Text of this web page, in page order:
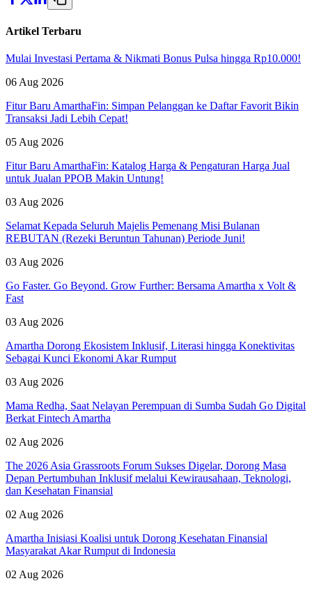
Artikel Terbaru
Mulai Investasi Pertama & Nikmati Bonus Pulsa hingga Rp10.000!
06 Aug 2026
Fitur Baru AmarthaFin: Simpan Pelanggan ke Daftar Favorit Bikin
Transaksi Jadi Lebih Cepat!
05 Aug 2026
Fitur Baru AmarthaFin: Katalog Harga & Pengaturan Harga Jual
untuk Jualan PPOB Makin Untung!
03 Aug 2026
Selamat Kepada Seluruh Majelis Pemenang Misi Bulanan
REBUTAN (Rezeki Beruntun Tahunan) Periode Juni!
03 Aug 2026
Go Faster. Go Beyond. Grow Further: Bersama Amartha x Volt &
Fast
03 Aug 2026
Amartha Dorong Ekosistem Inklusif, Literasi hingga Konektivitas
Sebagai Kunci Ekonomi Akar Rumput
03 Aug 2026
Mama Redha, Saat Nelayan Perempuan di Sumba Sudah Go Digital
Berkat Fintech Amartha
02 Aug 2026
The 2026 Asia Grassroots Forum Sukses Digelar, Dorong Masa
Depan Pertumbuhan Inklusif melalui Kewirausahaan, Teknologi,
dan Kesehatan Finansial
02 Aug 2026
Amartha Inisiasi Koalisi untuk Dorong Kesehatan Finansial
Masyarakat Akar Rumput di Indonesia
02 Aug 2026